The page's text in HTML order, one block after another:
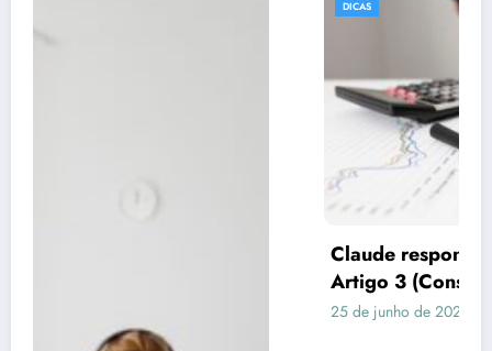
Claude respondeu: Preencha assim para o
Artigo 3 (Consórcio vs Financiamento)